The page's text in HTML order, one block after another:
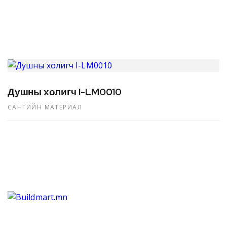
Душны холигч I-LM0010
САНГИЙН МАТЕРИАЛ